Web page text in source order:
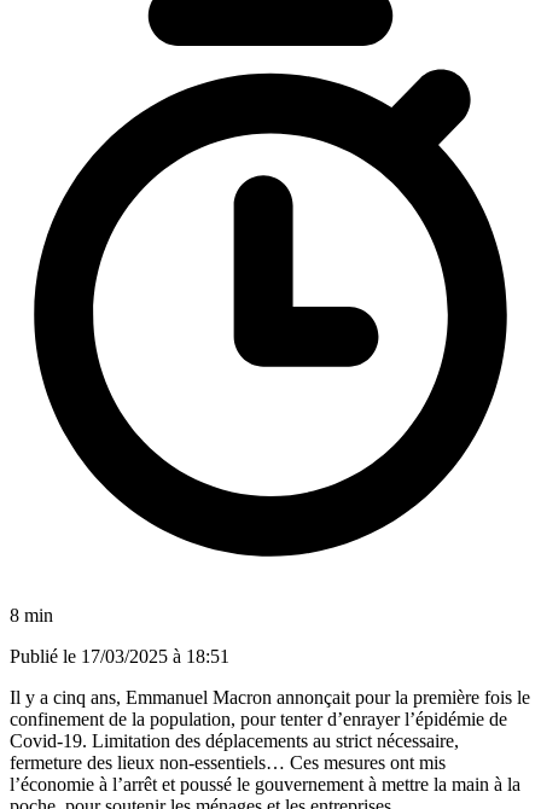
8 min
Publié le 17/03/2025 à 18:51
Il y a cinq ans, Emmanuel Macron annonçait pour la première fois le
confinement de la population, pour tenter d’enrayer l’épidémie de
Covid-19. Limitation des déplacements au strict nécessaire,
fermeture des lieux non-essentiels… Ces mesures ont mis
l’économie à l’arrêt et poussé le gouvernement à mettre la main à la